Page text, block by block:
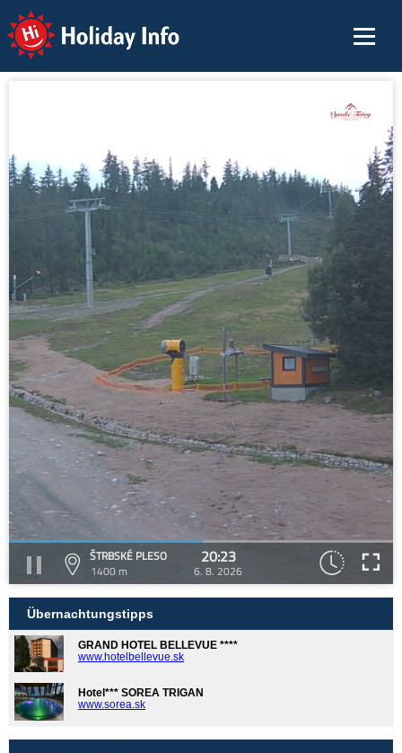
Holiday Info
ŠTRBSKÉ PLESO
1400 m
20:23
6. 8. 2026
Übernachtungstipps
GRAND HOTEL BELLEVUE ****
www.hotelbellevue.sk
Hotel*** SOREA TRIGAN
www.sorea.sk